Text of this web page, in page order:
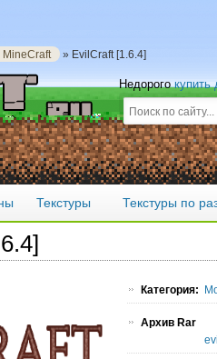
» EvilCraft [1.6.4]
Недорогокупить
Текстуры Текстуры по
Категория:
Архив Rar